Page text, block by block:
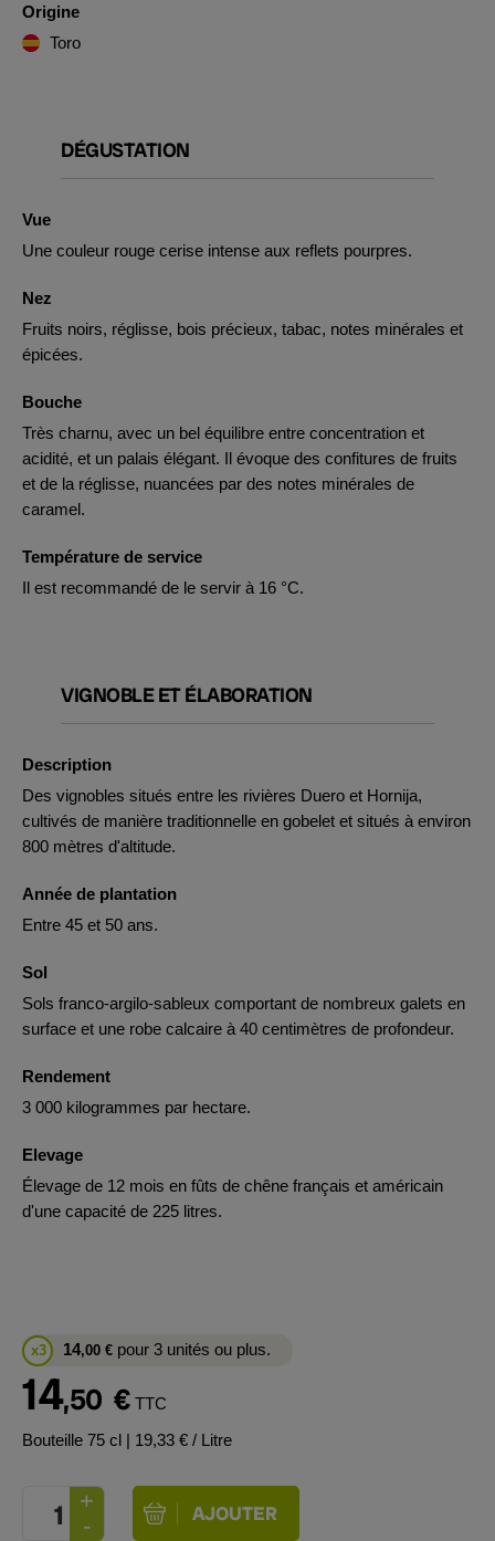
Origine
Toro
DÉGUSTATION
Vue
Une couleur rouge cerise intense aux reflets pourpres.
Nez
Fruits noirs, réglisse, bois précieux, tabac, notes minérales et
épicées.
Bouche
Très charnu, avec un bel équilibre entre concentration et
acidité, et un palais élégant. Il évoque des confitures de fruits
et de la réglisse, nuancées par des notes minérales de
caramel.
Température de service
Il est recommandé de le servir à 16 °C.
VIGNOBLE ET ÉLABORATION
Description
Des vignobles situés entre les rivières Duero et Hornija,
cultivés de manière traditionnelle en gobelet et situés à environ
800 mètres d'altitude.
Année de plantation
Entre 45 et 50 ans.
Sol
Sols franco-argilo-sableux comportant de nombreux galets en
surface et une robe calcaire à 40 centimètres de profondeur.
Rendement
3 000 kilogrammes par hectare.
Elevage
Élevage de 12 mois en fûts de chêne français et américain
d'une capacité de 225 litres.
x3 14,00 € pour 3 unités ou plus.
14,50 € TTC
Bouteille 75 cl | 19,33 € / Litre